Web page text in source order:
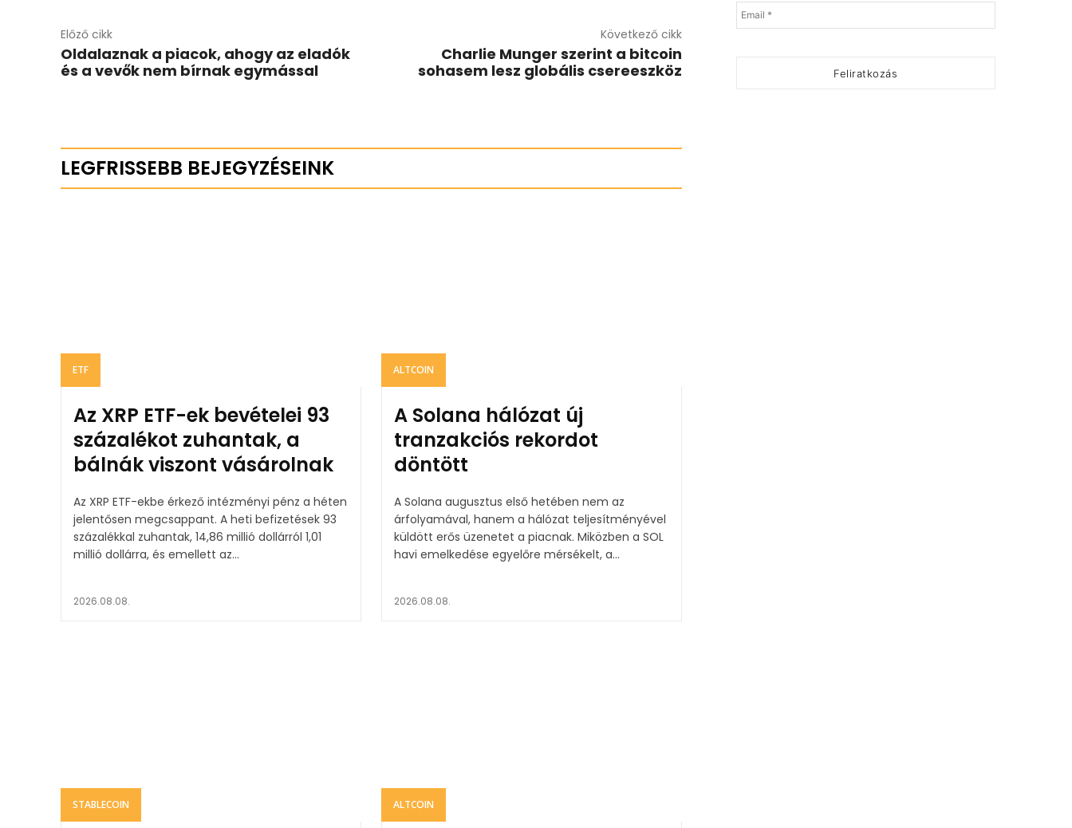
Előző cikk
Oldalaznak a piacok, ahogy az eladók
és a vevők nem bírnak egymással
Következő cikk
Charlie Munger szerint a bitcoin
sohasem lesz globális csereeszköz
LEGFRISSEBB BEJEGYZÉSEINK
ETF
Az XRP ETF-ek bevételei 93
százalékot zuhantak, a
bálnák viszont vásárolnak
Az XRP ETF-ekbe érkező intézményi pénz a héten
jelentősen megcsappant. A heti befizetések 93
százalékkal zuhantak, 14,86 millió dollárról 1,01
millió dollárra, és emellett az...
2026.08.08.
ALTCOIN
A Solana hálózat új
tranzakciós rekordot
döntött
A Solana augusztus első hetében nem az
árfolyamával, hanem a hálózat teljesítményével
küldött erős üzenetet a piacnak. Miközben a SOL
havi emelkedése egyelőre mérsékelt, a...
2026.08.08.
STABLECOIN ALTCOIN